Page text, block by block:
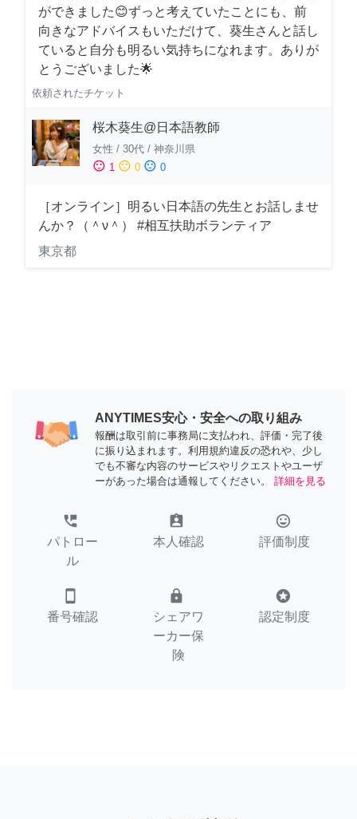
ができました😊ずっと考えていたことにも、前
向きなアドバイスもいただけて、葵生さんと話し
ていると自分も明るい気持ちになれます。ありが
とうございました🌟
依頼されたチケット
桜木葵生@日本語教師
女性 / 30代 / 神奈川県
sentiment_satisfied 1 sentiment_neutral 0 sentiment_dissatisfied 0
［オンライン］明るい日本語の先生とお話しませ
んか？（＾ν＾） #相互扶助ボランティア
東京都
ANYTIMES安心・安全への取り組み
報酬は取引前に事務局に支払われ、評価・完了後
に振り込まれます。利用規約違反の恐れや、少し
でも不審な内容のサービスやリクエストやユーザ
ーがあった場合は通報してください。
詳細を見る
perm_phone_msg
パトロー
ル
assignment_ind
本人確認
tag_faces
評価制度
smartphone
番号確認
lock
シェアワ
ーカー保
険
stars
認定制度